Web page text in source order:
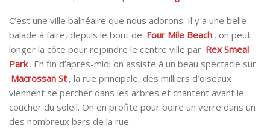
C’est une ville balnéaire que nous adorons. Il y a une belle
balade à faire, depuis le bout de Four Mile Beach , on peut
longer la côte pour rejoindre le centre ville par Rex Smeal
Park . En fin d’après-midi on assiste à un beau spectacle sur
Macrossan St , la rue principale, des milliers d’oiseaux
viennent se percher dans les arbres et chantent avant le
coucher du soleil. On en profite pour boire un verre dans un
des nombreux bars de la rue.